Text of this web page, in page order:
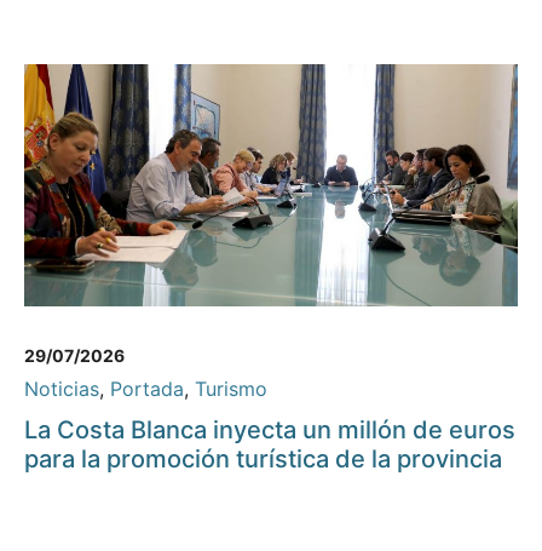
29/07/2026
Noticias, Portada, Turismo
La Costa Blanca inyecta un millón de euros
para la promoción turística de la provincia